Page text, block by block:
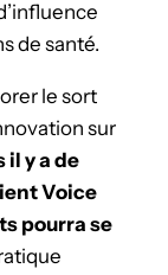
de santé.
le sort
sur
il y a de
Voice
pourra se